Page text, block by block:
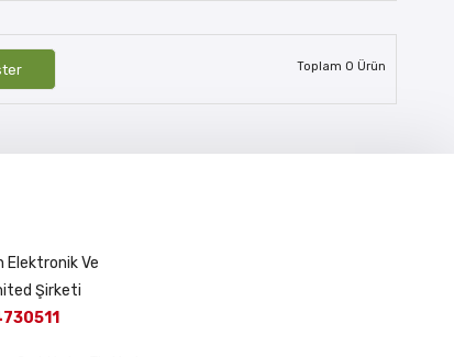
Toplam 0 Ürün
Elektronik Ve
Şirketi